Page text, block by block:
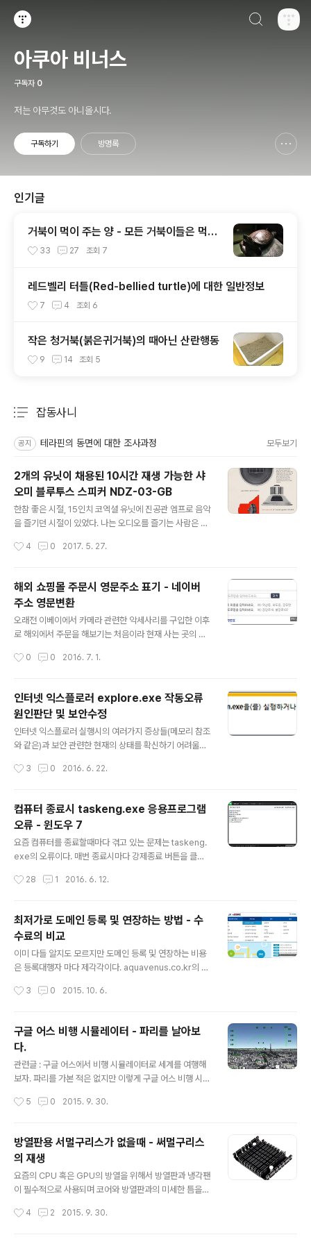
아쿠아 비너스
구독자 0
저는 아무것도 아니올시다.
구독하기 방명록
인기글
거북이 먹이 주는 양 - 모든 거북이들은 먹는
양이 다르다.
33 27 조회 7
레드벨리 터틀(Red-bellied turtle)에 대한 일반정보
7 4 조회 6
작은 청거북(붉은귀거북)의 때아닌 산란행동
9 14 조회 5
잡동사니
공지 테라핀의 동면에 대한 조사과정 모두보기
2개의 유닛이 채용된 10시간 재생 가능한 샤
오미 블루투스 스피커 NDZ-03-GB
한참 좋은 시절, 15인치 코엑셜 유닛에 진공관 엠프로 음악
을 즐기던 시절이 있었다. 나는 오디오를 즐기는 사람은 아
던 기억은 좋은 오디오에 대한 호감과 음악을 즐기기 위한
스티븐이라고 하는 것이 맞다.) 그러나 샤오미를 비롯한 대
부분의 휴대용 블루투스 스피커는 충실한 음악적 재생과는
좀 거리가 있는데, 휴대성을 위해 다른 부분들에 타협을 한
제품이기 때문이다. 어쩔 수 없는 태생적인 한계이리라. 그
의 포기하기 어려운 장점들 때문에 차일피일 미루다보니
4 0 2017. 5. 27.
해외 쇼핑몰 주문시 영문주소 표기 - 네이버
주소 영문변환
오래전 이베이에서 카메라 관련한 악세사리를 구입한 이후
로 해외에서 주문을 해보기는 처음이라 현재 사는 곳의 주
몇가지 키워드로 검색을 해보니 이미 주소 영문변환 서비
문변환"으로 검색을 하게 되면 아래와 같이 한글로 입력한
주소를 영문으로 검색, 변환할 수 있는 기능이 나타난다. 한
글로 입력한 주소를 영문으로 변환, 표시하여 주며 단순변
환이 아닌 우편번호까지 검색해 준다. 상세한 주소를 적지
않아도 관련된 주소 리스트를 보여주니 선택할 수도 있어
을 벼르고 벼르다 결국 주문을 하게 되었는데, 막상 회원 가
0 0 2016. 7. 1.
인터넷 익스플로러 explore.exe 작동오류
원인판단 및 보안수정
인터넷 익스플로러 실행시의 여러가지 증상들(메모리 참조
와 같은)과 보안 관련한 현재의 상태를 확신하기 어려울때
로그램을 다운로드 및 실행하여 작동오류를 해결하고 보안
성능과 안전문제를 진단하고 해당하는 이슈의 픽스를 적용
하여 문제를 해결해 줄 수 있다. http://go.microsoft.co
m/?linkid=9726336 1. 다운로드 2. 진단프로그램 3. 진
단프로그램 설치 4. 픽스 적용 선택 5. 진단결과 및 픽스 적
찍어 중간과정이 없는데 대충 권장하는데로 픽스를 적용하
3 0 2016. 6. 22.
컴퓨터 종료시 taskeng.exe 응용프로그램
오류 - 윈도우 7
요즘 컴퓨터를 종료할때마다 겪고 있는 문제는 taskeng.
exe의 오류이다. 매번 종료시마다 강제종료 버튼을 클릭
검색을 해보아도 딱히 해결이 되지 않았다. 나와 다른 원인
일하게 적용을 할 수 없었던 것 같다. 내 PC 환경 : Windo
w7 64bit TaskEng - 작업스케줄러 엔진 프로세스 task
eng.exe - 응용프로그램 오류0x610017da에 있는 명
령이 0x610017da의 메모리를 참조했습니다. 메모리는 r
ead될 수 없었습니다.프로그램을 마치려면 [확인] 을 클릭
에 의하면 이러한 메모리 참조 오류는 잘못 상주된 메모..
28 1 2016. 6. 12.
최저가로 도메인 등록 및 연장하는 방법 - 수
수료의 비교
이미 다들 알지도 모르지만 도메인 등록 및 연장하는 비용
은 등록대행자 마다 제각각이다. aquavenus.co.kr의 만
제법 들어가는 편이다. 물론 이러한 비용은 등록대행업체
건 저렴하다고 좋은 것만은 아니라는 점 또한 염두에 두는
것이 좋다. 도메인 등록 및 연장 비용은 한국인터넷진흥원
인터넷주소 자원관리(http://www.krnic.net/)에서 각 등
록대행업체별 가격비교를 통하여 확인할 수 있다. 1. 아래
링크를 클릭하여 인터넷주소 자원관리 사이트에 접속 htt
색 사각형) 3. 도메인이름 등록 클릭(붉은색 사각형) 4. ..
3 0 2015. 10. 6.
구글 어스 비행 시뮬레이터 - 파리를 날아보
다.
관련글 : 구글 어스에서 비행 시뮬레이터로 세계를 여행해
보자. 파리를 가본 적은 없지만 이렇게 구글 어스 비행 시뮬
흥미롭고 신기한 경험이 아닐까? 비행기를 조종한다는 것
문?을 마침내 보게 되었다. 분명 모니터로, 그리고 가상의
3D화면일 뿐일지라도 묘한 감흥에 나도 모르게 가슴이 두
근두근한다. 파리의 바람과 공기를 들이마시며 직접 본다
면 얼마나 .. 아. 다음 번엔 남미의 잉카문명을 날아보리라.
멀리 에펠탑이 보이기 시작한다. 처음 비행 시작시 구글 맵
있었다. 나름 방향을 잘 유지하며 가까이 가는데 어어.. 하
5 0 2015. 9. 30.
방열판용 서멀구리스가 없을때 - 써멀구리스
의 재생
요즘의 CPU 혹은 GPU의 방열을 위해서 방열판과 냉각팬
이 필수적으로 사용되며 코어와 방열판과의 미세한 틈을
구리스(써멀구리스)가 사용된다. 그런데 시간이 지나 냉각
4 2 2015. 9. 30.